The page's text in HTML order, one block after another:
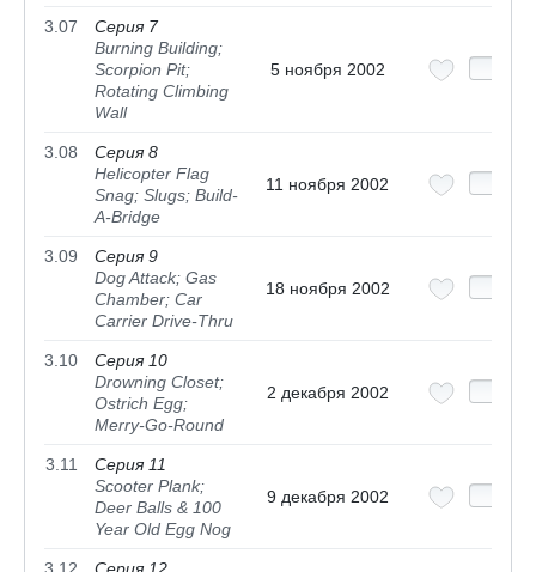
3.07
Серия 7
Burning Building;
Scorpion Pit;
Rotating Climbing
Wall
5 ноября 2002
3.08
Серия 8
Helicopter Flag
Snag; Slugs; Build-
A-Bridge
11 ноября 2002
3.09
Серия 9
Dog Attack; Gas
Chamber; Car
Carrier Drive-Thru
18 ноября 2002
3.10
Серия 10
Drowning Closet;
Ostrich Egg;
Merry-Go-Round
2 декабря 2002
3.11
Серия 11
Scooter Plank;
Deer Balls & 100
Year Old Egg Nog
9 декабря 2002